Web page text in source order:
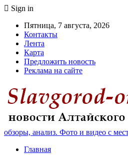
Sign in
Пятница, 7 августа, 2026
Контакты
Лента
Карта
Предложить новость
Реклама на сайте
обзоры, анализ. Фото и видео с
Главная